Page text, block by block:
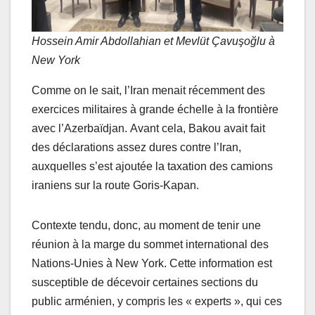
Hossein Amir Abdollahian et Mevlüt Çavuşoğlu à
New York
Comme on le sait, l’Iran menait récemment des
exercices militaires à grande échelle à la frontière
avec l’Azerbaïdjan. Avant cela, Bakou avait fait
des déclarations assez dures contre l’Iran,
auxquelles s’est ajoutée la taxation des camions
iraniens sur la route Goris-Kapan.
Contexte tendu, donc, au moment de tenir une
réunion à la marge du sommet international des
Nations-Unies à New York. Cette information est
susceptible de décevoir certaines sections du
public arménien, y compris les « experts », qui ces